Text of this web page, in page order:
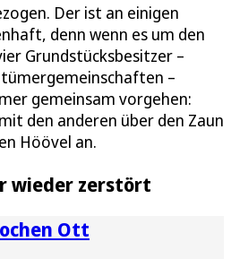
Der ist an einigen
denn wenn es um den
Grundstücksbesitzer –
–
gemeinsam vorgehen:
den anderen über den Zaun
Höövel an.
wieder zerstört
Ott